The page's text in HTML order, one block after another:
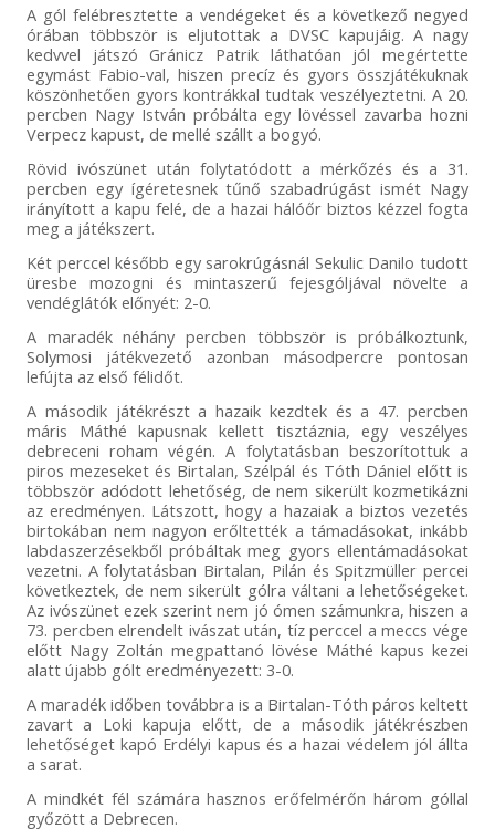
A gól felébresztette a vendégeket és a következő negyed
órában többször is eljutottak a DVSC kapujáig. A nagy
kedvvel játszó Gránicz Patrik láthatóan jól megértette
egymást Fabio-val, hiszen precíz és gyors összjátékuknak
köszönhetően gyors kontrákkal tudtak veszélyeztetni. A 20.
percben Nagy István próbálta egy lövéssel zavarba hozni
Verpecz kapust, de mellé szállt a bogyó.
Rövid ivószünet után folytatódott a mérkőzés és a 31.
percben egy ígéretesnek tűnő szabadrúgást ismét Nagy
irányított a kapu felé, de a hazai hálóőr biztos kézzel fogta
meg a játékszert.
Két perccel később egy sarokrúgásnál Sekulic Danilo tudott
üresbe mozogni és mintaszerű fejesgóljával növelte a
vendéglátók előnyét: 2-0.
A maradék néhány percben többször is próbálkoztunk,
Solymosi játékvezető azonban másodpercre pontosan
lefújta az első félidőt.
A második játékrészt a hazaik kezdtek és a 47. percben
máris Máthé kapusnak kellett tisztáznia, egy veszélyes
debreceni roham végén. A folytatásban beszorítottuk a
piros mezeseket és Birtalan, Szélpál és Tóth Dániel előtt is
többször adódott lehetőség, de nem sikerült kozmetikázni
az eredményen. Látszott, hogy a hazaiak a biztos vezetés
birtokában nem nagyon erőltették a támadásokat, inkább
labdaszerzésekből próbáltak meg gyors ellentámadásokat
vezetni. A folytatásban Birtalan, Pilán és Spitzmüller percei
következtek, de nem sikerült gólra váltani a lehetőségeket.
Az ivószünet ezek szerint nem jó ómen számunkra, hiszen a
73. percben elrendelt ivászat után, tíz perccel a meccs vége
előtt Nagy Zoltán megpattanó lövése Máthé kapus kezei
alatt újabb gólt eredményezett: 3-0.
A maradék időben továbbra is a Birtalan-Tóth páros keltett
zavart a Loki kapuja előtt, de a második játékrészben
lehetőséget kapó Erdélyi kapus és a hazai védelem jól állta
a sarat.
A mindkét fél számára hasznos erőfelmérőn három góllal
győzött a Debrecen.